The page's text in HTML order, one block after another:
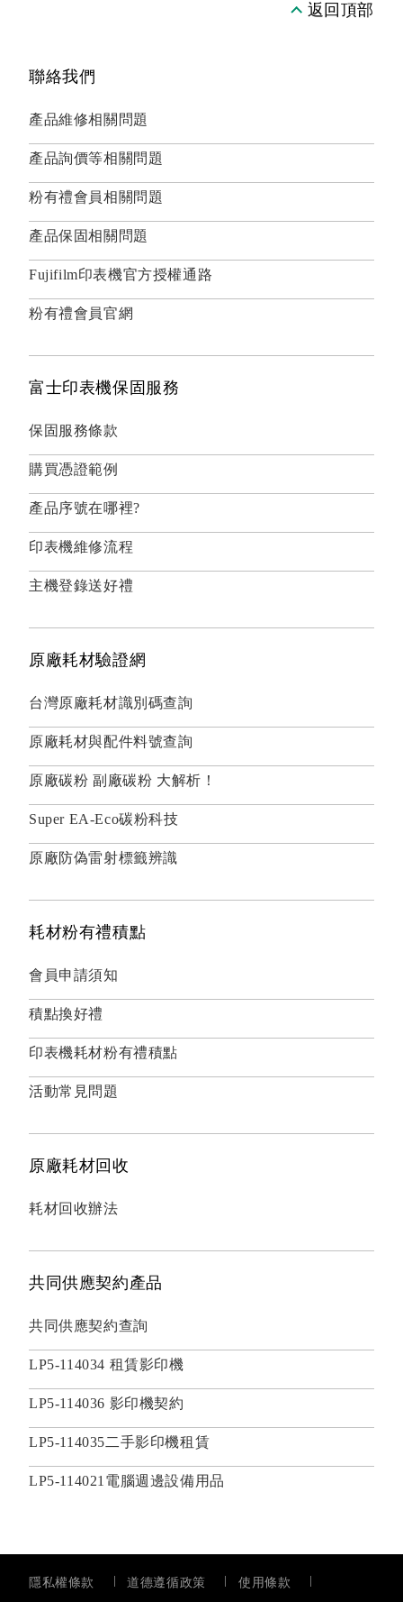
返回頂部
聯絡我們
產品維修相關問題
產品詢價等相關問題
粉有禮會員相關問題
產品保固相關問題
Fujifilm印表機官方授權通路
粉有禮會員官網
富士印表機保固服務
保固服務條款
購買憑證範例
產品序號在哪裡?
印表機維修流程
主機登錄送好禮
原廠耗材驗證網
台灣原廠耗材識別碼查詢
原廠耗材與配件料號查詢
原廠碳粉 副廠碳粉 大解析！
Super EA-Eco碳粉科技
原廠防偽雷射標籤辨識
耗材粉有禮積點
會員申請須知
積點換好禮
印表機耗材粉有禮積點
活動常見問題
原廠耗材回收
耗材回收辦法
共同供應契約產品
共同供應契約查詢
LP5-114034 租賃影印機
LP5-114036 影印機契約
LP5-114035二手影印機租賃
LP5-114021電腦週邊設備用品
隱私權條款 道德遵循政策 使用條款